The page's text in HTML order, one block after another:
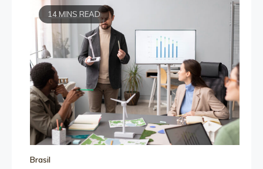
14 MINS READ
Brasil